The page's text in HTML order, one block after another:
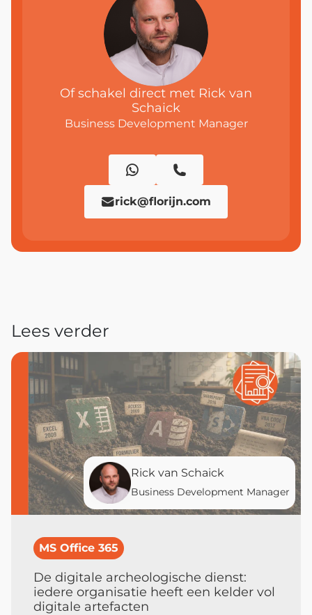
Of schakel direct met Rick van
Schaick
Business Development Manager
rick@florijn.com
Lees verder
Rick van Schaick
Business Development Manager
MS Office 365
De digitale archeologische dienst:
iedere organisatie heeft een kelder vol
digitale artefacten